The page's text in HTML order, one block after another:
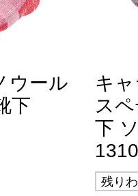
ウール
下
キ
ス
下
残り